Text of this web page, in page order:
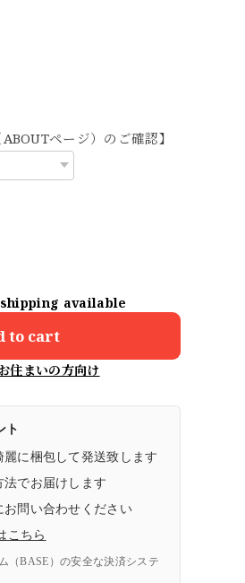
ページ）のご確認】
available
to cart
住まいの方向け
ト
に梱包して発送致します
でお届けします
お問い合わせください
こちら
（BASE）の安全な決済システ